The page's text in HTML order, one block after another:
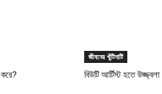
জীবনের খুঁটিনাটি
বিউটি আর্টিস্ট হতে উজ্জ্বলা